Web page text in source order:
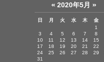
« 2020年5月 »
日 月 火 水 木 金
1
3
4 5 6 7 8
10
11 12 13 14 15
17
18 19 20 21 22
24
25 26 27 28 29
31